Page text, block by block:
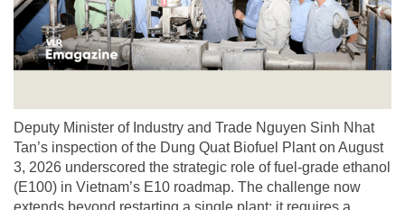
Deputy Minister of Industry and Trade Nguyen Sinh Nhat
Tan’s inspection of the Dung Quat Biofuel Plant on August
3, 2026 underscored the strategic role of fuel-grade ethanol
(E100) in Vietnam’s E10 roadmap. The challenge now